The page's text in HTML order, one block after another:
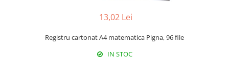
13,02 Lei
Registru cartonat A4 matematica Pigna, 96 file
IN STOC